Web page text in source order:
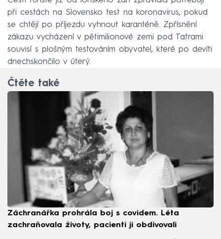
při cestách na Slovensko test na koronavirus, pokud
se chtějí po příjezdu vyhnout karanténě. Zpřísnění
zákazu vycházení v pětimilionové zemi pod Tatrami
souvisí s plošným testováním obyvatel, které po devíti
dnechskončilo v úterý.
Čtěte také
Záchranářka prohrála boj s covidem. Léta
zachraňovala životy, pacienti ji obdivovali